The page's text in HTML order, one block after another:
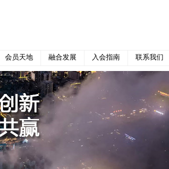
会员天地 融合发展 入会指南 联系我们